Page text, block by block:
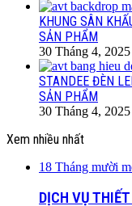
KHUNG SÂN
SẢN PHẨM
30 Tháng 4, 2025
STANDEE ĐÈN
SẢN PHẨM
30 Tháng 4, 2025
Xem nhiều nhất
18 Tháng mười
DỊCH VỤ